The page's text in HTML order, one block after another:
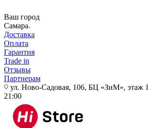
Ваш город
Самара
Доставка
Оплата
Гарантия
Trade in
Отзывы
Партнерам
ул. Ново-Садовая, 106, БЦ «ЗиМ», этаж 1
21:00